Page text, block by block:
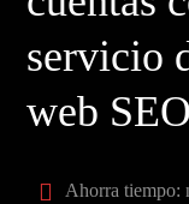
servicio
web
Ahorra tiempo: